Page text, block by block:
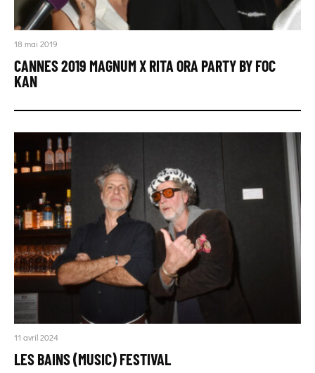
18 mai 2019
CANNES 2019 MAGNUM X RITA ORA PARTY BY FOC
KAN
11 avril 2024
LES BAINS (MUSIC) FESTIVAL